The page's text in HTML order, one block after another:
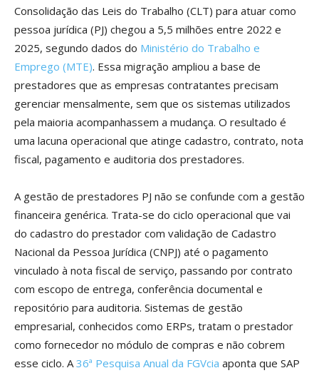
Consolidação das Leis do Trabalho (CLT) para atuar como
pessoa jurídica (PJ) chegou a 5,5 milhões entre 2022 e
2025, segundo dados do Ministério do Trabalho e
Emprego (MTE). Essa migração ampliou a base de
prestadores que as empresas contratantes precisam
gerenciar mensalmente, sem que os sistemas utilizados
pela maioria acompanhassem a mudança. O resultado é
uma lacuna operacional que atinge cadastro, contrato, nota
fiscal, pagamento e auditoria dos prestadores.
A gestão de prestadores PJ não se confunde com a gestão
financeira genérica. Trata-se do ciclo operacional que vai
do cadastro do prestador com validação de Cadastro
Nacional da Pessoa Jurídica (CNPJ) até o pagamento
vinculado à nota fiscal de serviço, passando por contrato
com escopo de entrega, conferência documental e
repositório para auditoria. Sistemas de gestão
empresarial, conhecidos como ERPs, tratam o prestador
como fornecedor no módulo de compras e não cobrem
esse ciclo. A 36ª Pesquisa Anual da FGVcia aponta que SAP